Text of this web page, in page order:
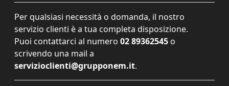
Per qualsiasi necessità o domanda, il nostro
servizio clienti è a tua completa disposizione.
Puoi contattarci al numero 02 89362545 o
scrivendo una mail a
servizioclienti@grupponem.it.